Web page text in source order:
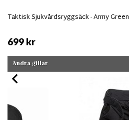
Taktisk Sjukvårdsryggsäck - Army Green
699 kr
Andra gillar